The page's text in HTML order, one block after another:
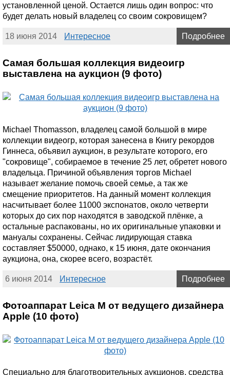
установленной ценой. Остается лишь один вопрос: что
будет делать новый владелец со своим сокровищем?
18 июня 2014 Интересное Подробнее
Самая большая коллекция видеоигр
выставлена на аукцион (9 фото)
Michael Thomasson, владелец самой большой в мире
коллекции видеогр, которая занесена в Книгу рекордов
Гиннеса, объявил аукцион, в результате которого, его
"сокровище", собираемое в течение 25 лет, обретет нового
владельца. Причиной объявления торгов Michael
называет желание помочь своей семье, а так же
смещение приоритетов. На данный момент коллекция
насчитывает более 11000 экспонатов, около четверти
которых до сих пор находятся в заводской плёнке, а
остальные распакованы, но их оригинальные упаковки и
мануалы сохранены. Сейчас лидирующая ставка
составляет $50000, однако, к 15 июня, дате окончания
аукциона, она, скорее всего, возрастёт.
6 июня 2014 Интересное Подробнее
Фотоаппарат Leica M от ведущего дизайнера
Apple (10 фото)
Специально для благотворительных аукционов, средства